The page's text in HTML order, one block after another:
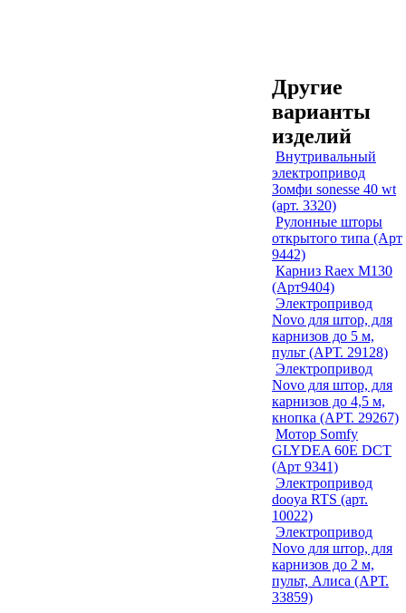
Другие
варианты
изделий
Внутривальный
электропривод
Зомфи sonesse 40 wt
(арт. 3320)
Рулонные шторы
открытого типа (Арт
9442)
Карниз Raex M130
(Арт9404)
Электропривод
Novo для штор, для
карнизов до 5 м,
пульт (АРТ. 29128)
Электропривод
Novo для штор, для
карнизов до 4,5 м,
кнопка (АРТ. 29267)
Мотор Somfy
GLYDEA 60E DCT
(Арт 9341)
Электропривод
dooya RTS (арт.
10022)
Электропривод
Novo для штор, для
карнизов до 2 м,
пульт, Алиса (АРТ.
33859)